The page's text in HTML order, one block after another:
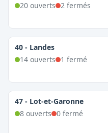
20ouverts 2fermés
40 - Landes
14ouverts 1 fermé
47 - Lot-et-Garonne
8ouverts 0fermé